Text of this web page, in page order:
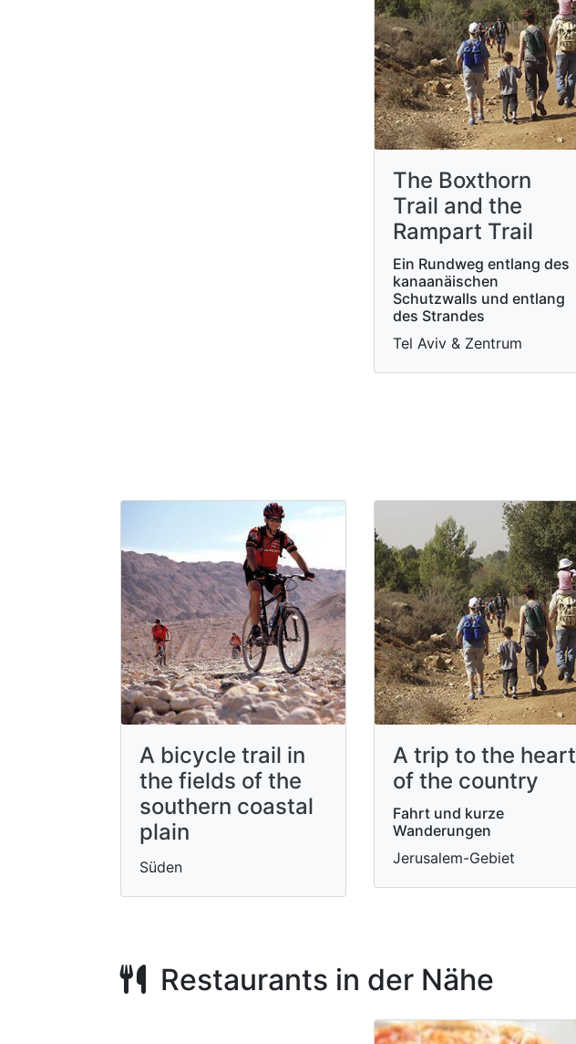
The Boxthorn
Trail and the
Rampart Trail
Ein Rundweg entlang des
kanaanäischen
Schutzwalls und entlang
des Strandes
Tel Aviv & Zentrum
A bicycle trail in
the fields of the
southern coastal
plain
Süden
A trip to the heart
of the country
Fahrt und kurze
Wanderungen
Jerusalem-Gebiet
Restaurants in der Nähe